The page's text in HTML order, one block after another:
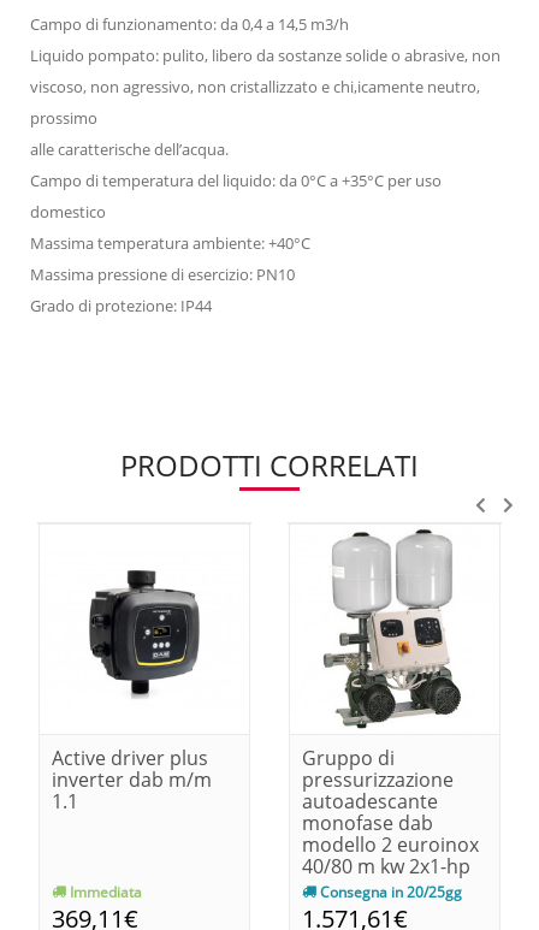
Campo di funzionamento: da 0,4 a 14,5 m3/h
Liquido pompato: pulito, libero da sostanze solide o abrasive, non
viscoso, non agressivo, non cristallizzato e chi,icamente neutro,
prossimo
alle caratterische dell’acqua.
Campo di temperatura del liquido: da 0°C a +35°C per uso
domestico
Massima temperatura ambiente: +40°C
Massima pressione di esercizio: PN10
Grado di protezione: IP44
PRODOTTI CORRELATI
Active driver plus
inverter dab m/m
1.1
Immediata
369,11€
Gruppo di
pressurizzazione
autoadescante
monofase dab
modello 2 euroinox
40/80 m kw 2x1-hp
2x1,36
Consegna in 20/25gg
1.571,61€